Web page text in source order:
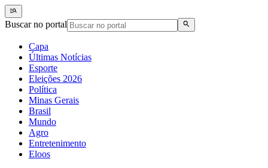
Buscar no portal
Capa
Últimas Notícias
Esporte
Eleições 2026
Política
Minas Gerais
Brasil
Mundo
Agro
Entretenimento
Eloos